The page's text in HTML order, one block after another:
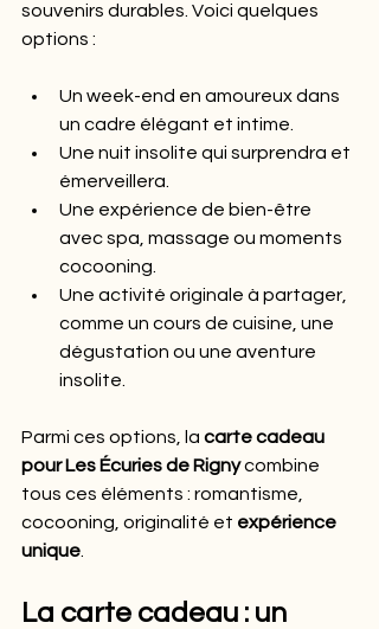
souvenirs durables. Voici quelques
options :
Un week-end en amoureux dans
un cadre élégant et intime.
Une nuit insolite qui surprendra et
émerveillera.
Une expérience de bien-être
avec spa, massage ou moments
cocooning.
Une activité originale à partager,
comme un cours de cuisine, une
dégustation ou une aventure
insolite.
Parmi ces options, la carte cadeau
pour Les Écuries de Rigny combine
tous ces éléments : romantisme,
cocooning, originalité et expérience
unique
La carte cadeau : un